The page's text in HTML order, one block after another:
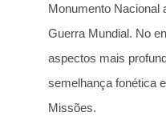
Monumento Nacional
Guerra Mundial. No
aspectos mais
semelhança fonética
Missões.